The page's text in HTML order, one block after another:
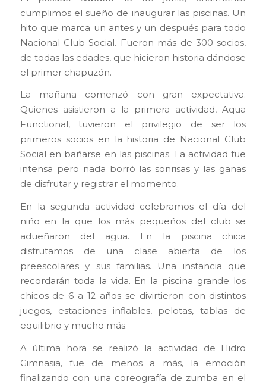
cumplimos el sueño de inaugurar las piscinas. Un
hito que marca un antes y un después para todo
Nacional Club Social. Fueron más de 300 socios,
de todas las edades, que hicieron historia dándose
el primer chapuzón.
La mañana comenzó con gran expectativa.
Quienes asistieron a la primera actividad, Aqua
Functional, tuvieron el privilegio de ser los
primeros socios en la historia de Nacional Club
Social en bañarse en las piscinas. La actividad fue
intensa pero nada borró las sonrisas y las ganas
de disfrutar y registrar el momento.
En la segunda actividad celebramos el día del
niño en la que los más pequeños del club se
adueñaron del agua. En la piscina chica
disfrutamos de una clase abierta de los
preescolares y sus familias. Una instancia que
recordarán toda la vida. En la piscina grande los
chicos de 6 a 12 años se divirtieron con distintos
juegos, estaciones inflables, pelotas, tablas de
equilibrio y mucho más.
A última hora se realizó la actividad de Hidro
Gimnasia, fue de menos a más, la emoción
finalizando con una coreografía de zumba en el